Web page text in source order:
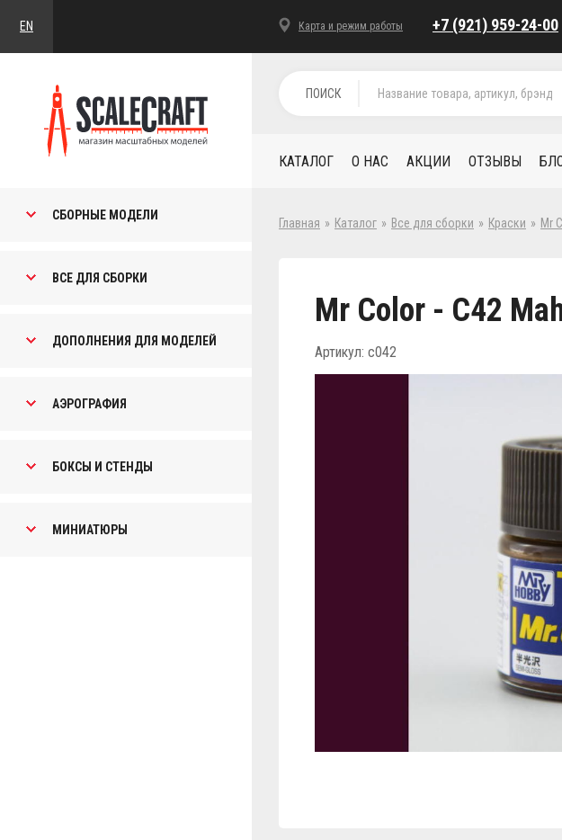
EN Карта и режим работы +7 (921) 959-24-00
СБОРНЫЕ МОДЕЛИ
ВСЕ ДЛЯ СБОРКИ
ДОПОЛНЕНИЯ ДЛЯ МОДЕЛЕЙ
АЭРОГРАФИЯ
БОКСЫ И СТЕНДЫ
МИНИАТЮРЫ
ПОИСК
КАТАЛОГ О НАС АКЦИИ ОТЗЫВЫ
Главная » Каталог » Все для сборки » Краски » Mr
Mr Color - C42
Артикул: c042